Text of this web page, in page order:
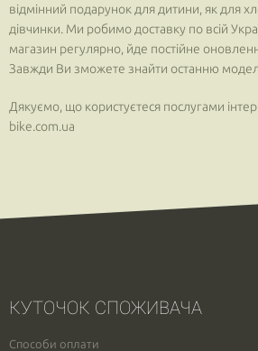
відмінний подарунок для дитини, як для
дівчинки. Ми робимо доставку по всій
магазин регулярно, йде постійне
Завжди Ви зможете знайти останню
Дякуємо, що користуєтеся послугами
bike.com.ua
КУТОЧОК СПОЖИВАЧА
Способи оплати